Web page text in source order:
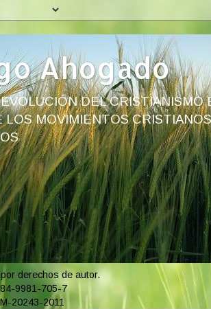
Ahogado
DEL CRISTIANISMO
LOS MOVIMIENTOS CRISTIANOS
derechos de autor.
9981-705-7
20243-2011